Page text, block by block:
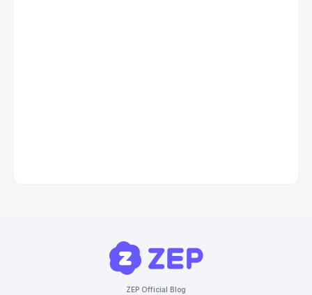
ZEP Official Blog